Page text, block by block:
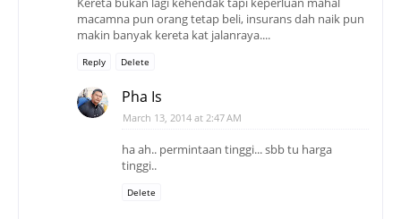
macamna pun orang tetap beli, insurans dah naik pun
makin banyak kereta kat jalanraya....
Reply Delete
Pha Is
March 13, 2014 at 2:47 AM
ha ah.. permintaan tinggi... sbb tu harga
tinggi..
Delete